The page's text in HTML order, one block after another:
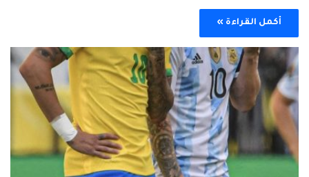
أكمل القراءة »